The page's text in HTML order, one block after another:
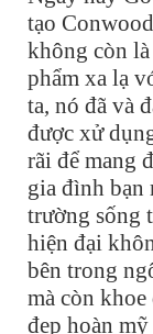
tạo
không còn là
phẩm xa lạ
ta, nó đã và
được xử
rãi để mang
gia đình bạn
trường sống
hiện đại
bên trong
mà còn
đẹp hoàn